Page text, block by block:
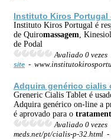
Instituto Kiros Portugal
Instituto Kiros Portugal é
de Quiromassagem ,
de Podal
Avaliado 0 vezes
site -
Adquira genérico cialis
Greneric Cialis Tablet é
Adquira genérico on-line a
é aprovado para o
Avaliado 0 vezes
meds.net/pt/cialis-p-32.html -